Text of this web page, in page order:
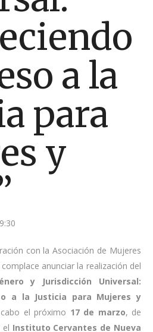
a la
para
y
con la Asociación de Mujeres
anunciar la realización del
y Jurisdicción Universal:
a la Justicia para Mujeres y
el próximo 17 de marzo, de
el Instituto Cervantes de Nueva